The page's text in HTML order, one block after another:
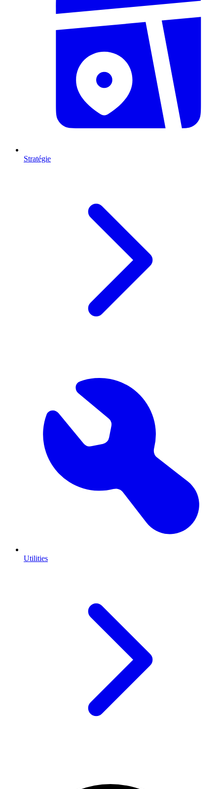
Stratégie
Utilities